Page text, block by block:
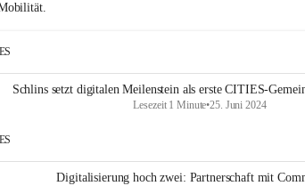
Schlins setzt digitalen Meilenstein als erste CITIES-
Lesezeit 1 Minute•25. Juni 2024
Digitalisierung hoch zwei: Partnerschaft mit